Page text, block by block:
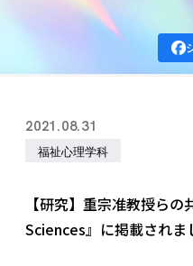
建学の精神・教育の理念
学長室の窓
各種方針
大学の歩み
学則
校歌の歴史
大学の取り組み
大学の取り組み
社会連携・研究
カリキュラム編成ガイドラ
情報公開
寄附行為
総合福祉学部
社会福祉学科
福祉行政学科
共生まちづくり学部
共生まちづくり学科
教育学部
健康科学部
入学試験
デジタルパンフ
就職状況
課外活動
国際交流
2021.08.31
福祉心理学科
【研究】重宗准教授ら
Sciences』に掲載されま